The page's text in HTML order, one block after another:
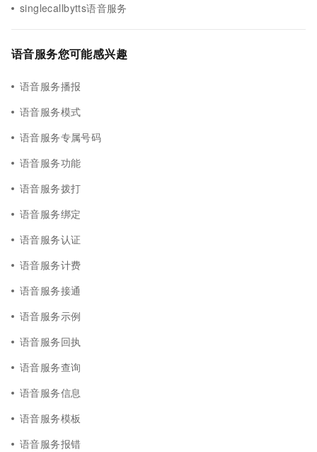
singlecallbytts语音服务
语音服务您可能感兴趣
语音服务播报
语音服务模式
语音服务专属号码
语音服务功能
语音服务拨打
语音服务绑定
语音服务认证
语音服务计费
语音服务接通
语音服务示例
语音服务回执
语音服务查询
语音服务信息
语音服务模板
语音服务报错